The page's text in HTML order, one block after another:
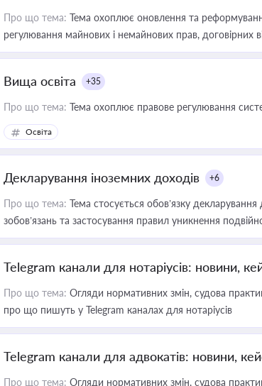
Про що тема: Тема охоплює оновлення та
регулювання майнових і немайнових прав, договірних
Вища освіта +35
Про що тема: Тема охоплює правове регулювання
Освіта
Декларування іноземних доходів +6
Про що тема: Тема стосується обов’язку
зобов’язань та застосування правил уникнення
Telegram канали для нотаріусів: новини,
Про що тема: Огляди нормативних змін, судова
про що пишуть у Telegram каналах для нотаріусів
Telegram канали для адвокатів: новини,
Про що тема: Огляди нормативних змін, судова